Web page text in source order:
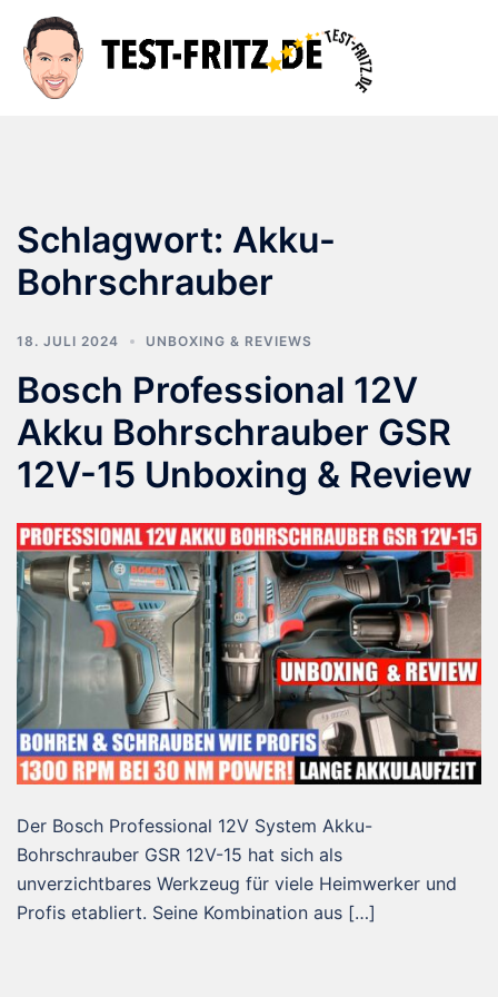
Inhalt
springen
Schlagwort: Akku-
Bohrschrauber
18. JULI 2024 UNBOXING & REVIEWS
Bosch Professional 12V
Akku Bohrschrauber GSR
12V-15 Unboxing & Review
Der Bosch Professional 12V System Akku-
Bohrschrauber GSR 12V-15 hat sich als
unverzichtbares Werkzeug für viele Heimwerker und
Profis etabliert. Seine Kombination aus […]